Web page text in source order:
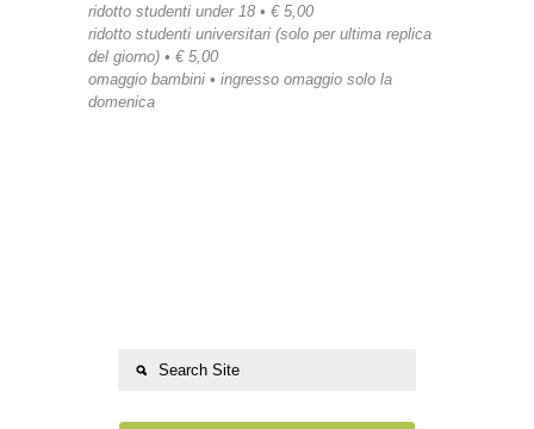
ridotto studenti under 18 • € 5,00
ridotto studenti universitari (solo per ultima replica
del giorno) • € 5,00
omaggio bambini • ingresso omaggio solo la
domenica